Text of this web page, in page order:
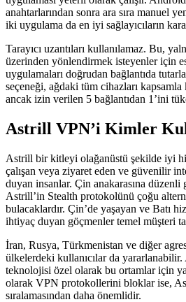
anahtarlarından sonra ara sıra manuel
iki uygulama da en iyi sağlayıcıların
Tarayıcı uzantıları kullanılamaz. Bu,
üzerinden yönlendirmek isteyenler için
uygulamaları doğrudan bağlantıda
seçeneği, ağdaki tüm cihazları kapsamla
ancak izin verilen 5 bağlantıdan 1’ini
Astrill VPN’i Kimler
Astrill bir kitleyi olağanüstü şekilde iyi
çalışan veya ziyaret eden ve güvenilir
duyan insanlar. Çin anakarasına düzenli
Astrill’in Stealth protokolünü çoğu
bulacaklardır. Çin’de yaşayan ve Batı
ihtiyaç duyan göçmenler temel müşteri
İran, Rusya, Türkmenistan ve diğer
ülkelerdeki kullanıcılar da
teknolojisi özel olarak bu ortamlar için
olarak VPN protokollerini bloklar ise,
sıralamasından daha önemlidir.